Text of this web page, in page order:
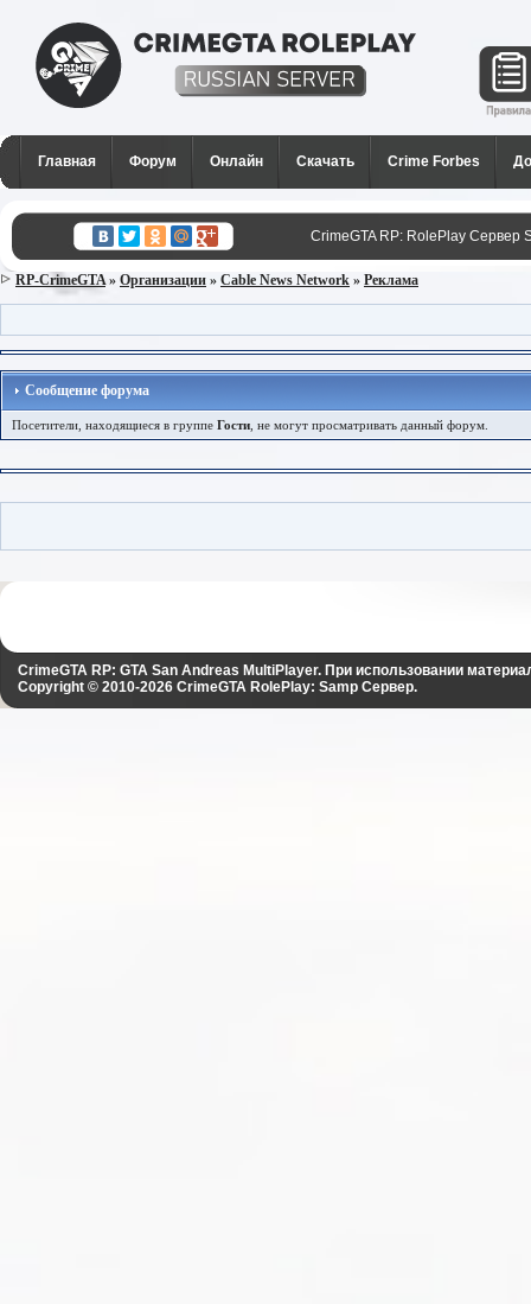
CrimeGTA RP - Лучший РП
сервер SAMP в России для
Главная Форум Онлайн Скачать Crime Forbes
CrimeGTA RP: RolePlay Сервер
RP-CrimeGTA» Организации » Cable News Network » Реклама
Сообщение форума
Посетители, находящиеся в группе Гости , не могут просматривать данный форум.
CrimeGTA RP: GTA San Andreas MultiPlayer. При использовании
Copyright © 2010-2026 CrimeGTA RolePlay: Samp Сервер.